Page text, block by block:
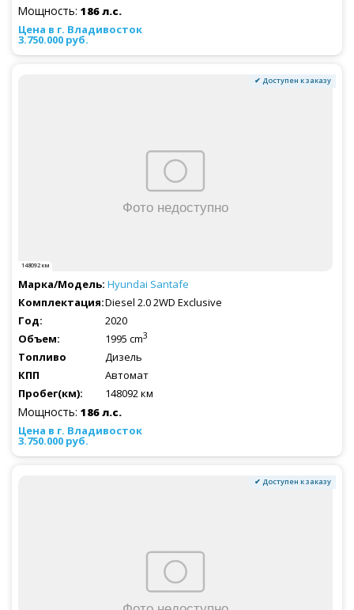
Мощность: 186 л.с.
3.750.000 руб.
✔ Доступен к заказу
148092 км
Hyundai Santafe
Diesel 2.0 2WD Exclusive
2020
1995 cm3
Дизель
Автомат
148092 км
Мощность: 186 л.с.
3.750.000 руб.
✔ Доступен к заказу